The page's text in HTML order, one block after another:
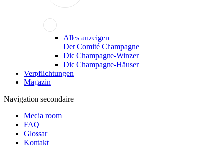
Alles anzeigen
Der Comité Champagne
Die Champagne-Winzer
Die Champagne-Häuser
Verpflichtungen
Magazin
Navigation secondaire
Media room
FAQ
Glossar
Kontakt